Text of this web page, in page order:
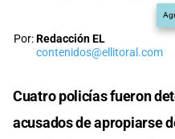
Por:Redacción EL
contenidos@ellitoral.com
Cuatro policías fueron
acusados de apropiarse